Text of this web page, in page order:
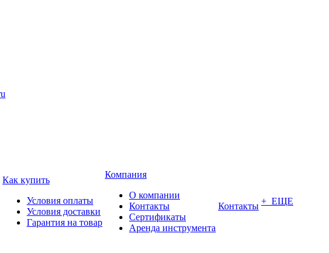
Как купить
Условия оплаты
Условия доставки
Гарантия на товар
Компания
О компании
Контакты
Сертификаты
Аренда инструмента
Контакты + ЕЩЕ